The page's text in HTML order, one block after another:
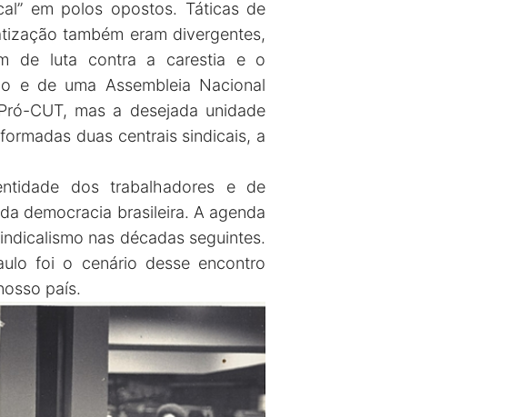
em polos opostos. Táticas de
também eram divergentes,
de luta contra a carestia e o
e de uma Assembleia Nacional
CUT, mas a desejada unidade
duas centrais sindicais, a
dos trabalhadores e de
democracia brasileira. A agenda
nas décadas seguintes.
foi o cenário desse encontro
país.